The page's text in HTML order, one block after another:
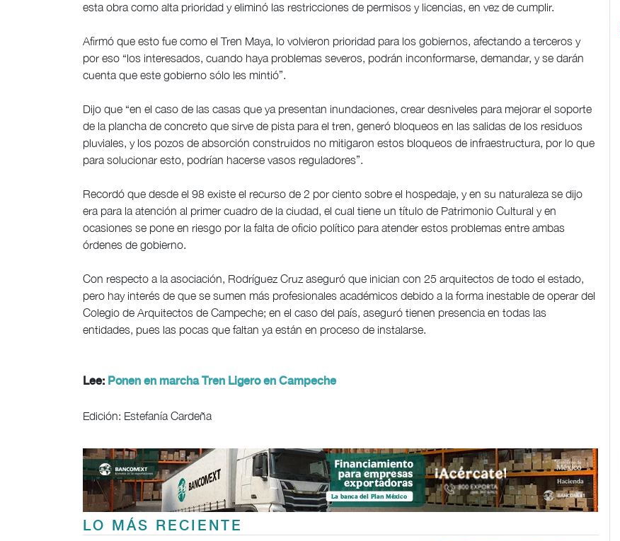
esta obra como alta prioridad y eliminó las restricciones de permisos y licencias, en vez de cumplir.
Afirmó que esto fue como el Tren Maya, lo volvieron prioridad para los gobiernos, afectando a terceros y
por eso “los interesados, cuando haya problemas severos, podrán inconformarse, demandar, y se darán
cuenta que este gobierno sólo les mintió”.
Dijo que “en el caso de las casas que ya presentan inundaciones, crear desniveles para mejorar el soporte
de la plancha de concreto que sirve de pista para el tren, generó bloqueos en las salidas de los residuos
pluviales, y los pozos de absorción construidos no mitigaron estos bloqueos de infraestructura, por lo que
para solucionar esto, podrían hacerse vasos reguladores”.
Recordó que desde el 98 existe el recurso de 2 por ciento sobre el hospedaje, y en su naturaleza se dijo
era para la atención al primer cuadro de la ciudad, el cual tiene un título de Patrimonio Cultural y en
ocasiones se pone en riesgo por la falta de oficio político para atender estos problemas entre ambas
órdenes de gobierno.
Con respecto a la asociación, Rodríguez Cruz aseguró que inician con 25 arquitectos de todo el estado,
pero hay interés de que se sumen más profesionales académicos debido a la forma inestable de operar del
Colegio de Arquitectos de Campeche; en el caso del país, aseguró tienen presencia en todas las
entidades, pues las pocas que faltan ya están en proceso de instalarse.
Lee: Ponen en marcha Tren Ligero en Campeche
Edición: Estefanía Cardeña
LO MÁS RECIENTE